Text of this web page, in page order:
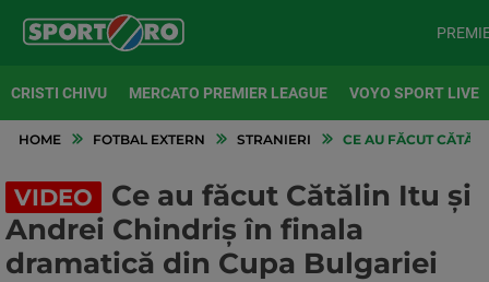
CRISTI CHIVU MERCATO PREMIER LEAGUE VOYO SPORT LIVE
HOME FOTBAL EXTERN STRANIERI CE AU FĂCUT
VIDEO
Ce au făcut Cătălin Itu și
Andrei Chindriș în finala
dramatică din Cupa Bulgariei